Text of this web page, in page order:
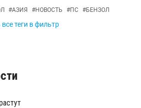
#АЗИЯ #НОВОСТЬ #ПС #БЕНЗОЛ
теги в фильтр